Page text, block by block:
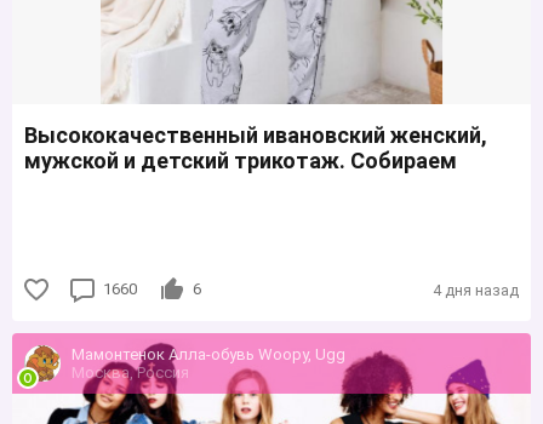
Высококачественный ивановский женский,
мужской и детский трикотаж. Собираем
1660 6 4 дня назад
Мамонтенок Алла-обувь Woopy, Ugg
Москва, Россия